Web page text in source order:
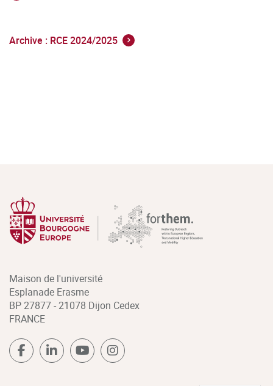
Archive : RCE 2024/2025
Maison de l'université
Esplanade Erasme
BP 27877 - 21078 Dijon Cedex
FRANCE